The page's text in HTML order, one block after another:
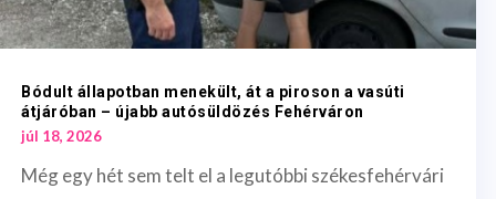
Bódult állapotban menekült, át a piroson a vasúti
átjáróban – újabb autósüldözés Fehérváron
júl 18, 2026
Még egy hét sem telt el a legutóbbi székesfehérvári